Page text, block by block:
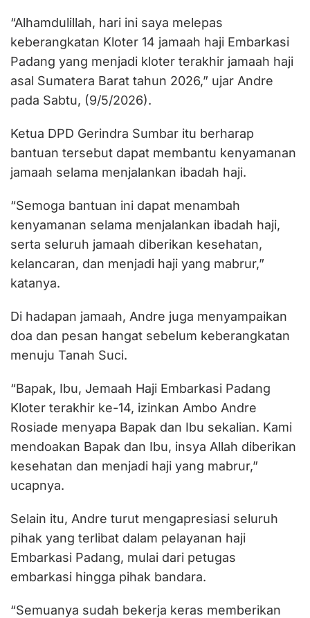
“Alhamdulillah, hari ini saya melepas
keberangkatan Kloter 14 jamaah haji Embarkasi
Padang yang menjadi kloter terakhir jamaah haji
asal Sumatera Barat tahun 2026,” ujar Andre
pada Sabtu, (9/5/2026).
Ketua DPD Gerindra Sumbar itu berharap
bantuan tersebut dapat membantu kenyamanan
jamaah selama menjalankan ibadah haji.
“Semoga bantuan ini dapat menambah
kenyamanan selama menjalankan ibadah haji,
serta seluruh jamaah diberikan kesehatan,
kelancaran, dan menjadi haji yang mabrur,”
katanya.
Di hadapan jamaah, Andre juga menyampaikan
doa dan pesan hangat sebelum keberangkatan
menuju Tanah Suci.
“Bapak, Ibu, Jemaah Haji Embarkasi Padang
Kloter terakhir ke-14, izinkan Ambo Andre
Rosiade menyapa Bapak dan Ibu sekalian. Kami
mendoakan Bapak dan Ibu, insya Allah diberikan
kesehatan dan menjadi haji yang mabrur,”
ucapnya.
Selain itu, Andre turut mengapresiasi seluruh
pihak yang terlibat dalam pelayanan haji
Embarkasi Padang, mulai dari petugas
embarkasi hingga pihak bandara.
“Semuanya sudah bekerja keras memberikan